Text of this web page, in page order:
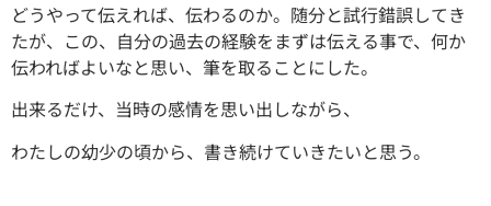
どうやって伝えれば、伝わるのか。随分と試行錯誤してき
たが、この、自分の過去の経験をまずは伝える事で、何か
伝わればよいなと思い、筆を取ることにした。
出来るだけ、当時の感情を思い出しながら、
わたしの幼少の頃から、書き続けていきたいと思う。